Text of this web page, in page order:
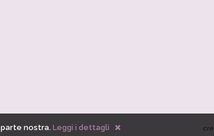
nostra. Leggi i dettagli